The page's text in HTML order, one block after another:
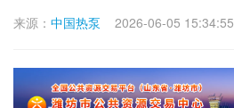
来源： 中国热泵 2026-06-05 15:34:55